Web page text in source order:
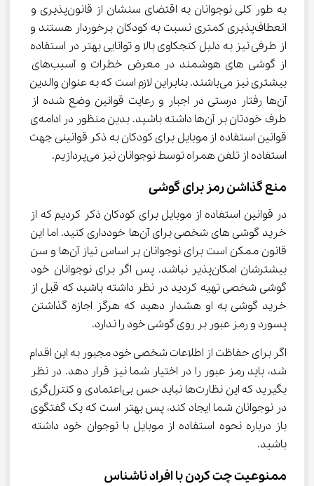
به طور کلی نوجوانان به اقتضای سنشان از قانون‌پذیری و
انعطاف‌پذیری کمتری نسبت به کودکان برخوردار هستند و
از طرفی نیز به دلیل کنجکاوی بالا و توانایی بهتر در استفاده
از گوشی های هوشمند در معرض خطرات و آسیب‌های
بیشتری نیز می‌باشند. بنابراین لازم است که به عنوان والدین
آن‌ها رفتار درستی در اجبار و رعایت قوانین وضع شده از
طرف خودتان بر آن‌ها داشته باشید. بدین منظور در ادامه‌ی
قوانین استفاده از موبایل برای کودکان به ذکر قوانینی جهت
استفاده از تلفن همراه توسط نوجوانان نیز می‌پردازیم.
منع گذاشن رمز برای گوشی
در قوانین استفاده از موبایل برای کودکان ذکر کردیم که از
خرید گوشی های شخصی برای آن‌ها خودداری کنید. اما این
قانون ممکن است برای نوجوانان بر اساس نیاز آن‌ها و سن
بیشترشان امکان‌پذیر نباشد. پس اگر برای نوجوانان خود
گوشی شخصی تهیه کردید در نظر داشته باشید که قبل از
خرید گوشی به او هشدار دهید که هرگز اجازه گذاشتن
پسورد و رمز عبور بر روی گوشی خود را ندارد.
اگر برای حفاظت از اطلاعات شخصی خود مجبور به این اقدام
شد، باید رمز عبور را در اختیار شما نیز قرار دهد. در نظر
بگیرید که این نظارت‌ها نباید حس بی‌اعتمادی و کنترل‌گری
در نوجوانان شما ایجاد کند، پس بهتر است که یک گفتگوی
باز درباره نحوه استفاده از موبایل با نوجوان خود داشته
باشید.
ممنوعیت چت کردن با افراد ناشناس